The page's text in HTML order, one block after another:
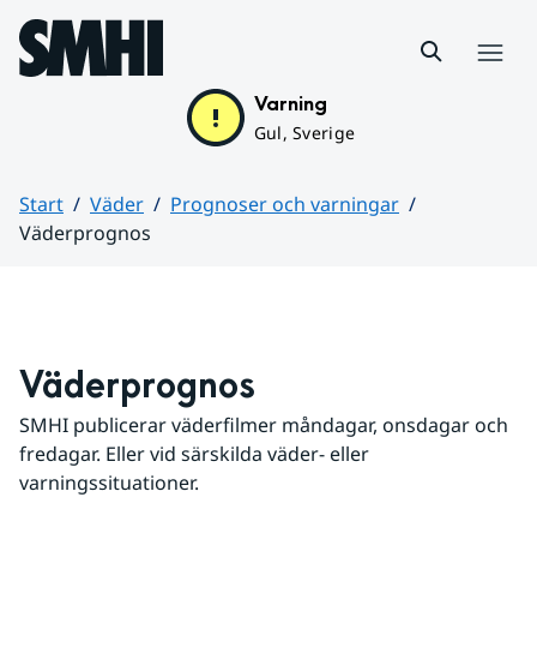
Hoppa till sidans innehåll
Varning
Gul, Sverige
Start Väder
Prognoser och varningar
Väderprognos
Väderprognos
SMHI publicerar väderfilmer måndagar, onsdagar och
fredagar. Eller vid särskilda väder- eller
varningssituationer.